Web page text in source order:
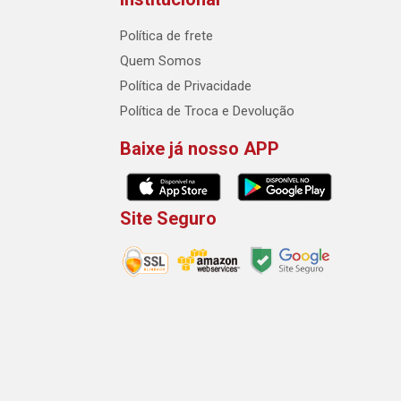
Política de frete
Quem Somos
Política de Privacidade
Política de Troca e Devolução
Baixe já nosso APP
Site Seguro